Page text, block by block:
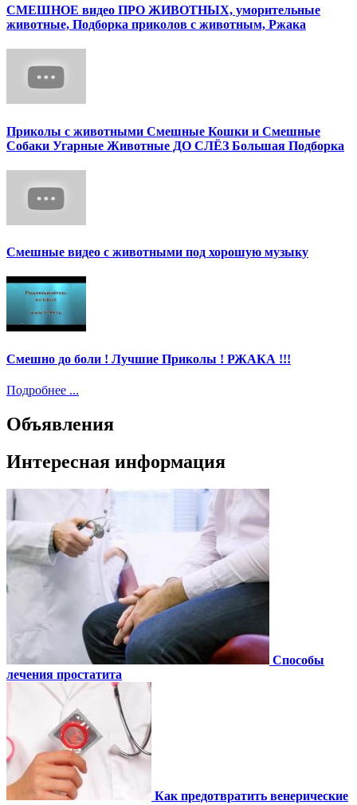
СМЕШНОЕ видео ПРО ЖИВОТНЫХ, уморительные
животные, Подборка приколов с животным, Ржака
Приколы с животными Смешные Кошки и Смешные
Собаки Угарные Животные ДО СЛЁЗ Большая Подборка
Смешные видео с животными под хорошую музыку
Смешно до боли ! Лучшие Приколы ! РЖАКА !!!
Подробнее ...
Объявления
Интересная информация
Способы
лечения простатита
Как предотвратить венерические